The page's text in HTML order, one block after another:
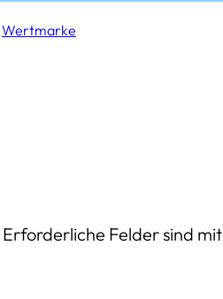
Wertmarke
Erforderliche Felder sind mit